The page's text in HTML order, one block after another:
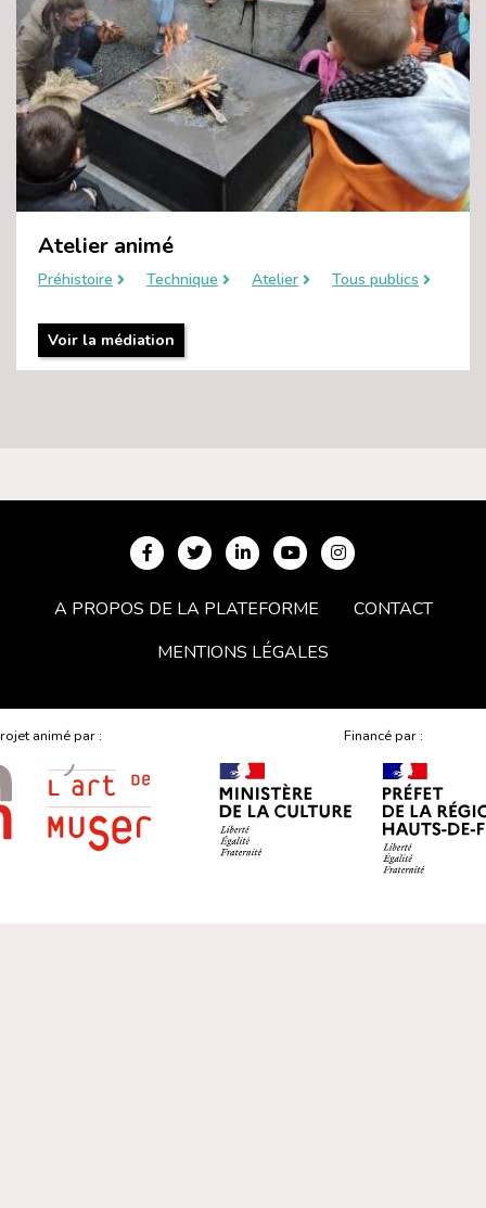
Atelier animé
Préhistoire Technique Atelier Tous publics
Voir la médiation
A PROPOS DE LA PLATEFORME
CONTACT
MENTIONS LÉGALES
animé par : Financé par :